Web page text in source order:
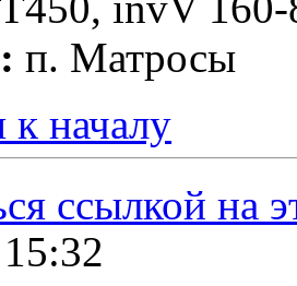
п. Матросы
к началу